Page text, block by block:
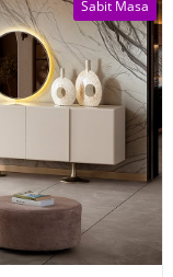
Sabit Masa